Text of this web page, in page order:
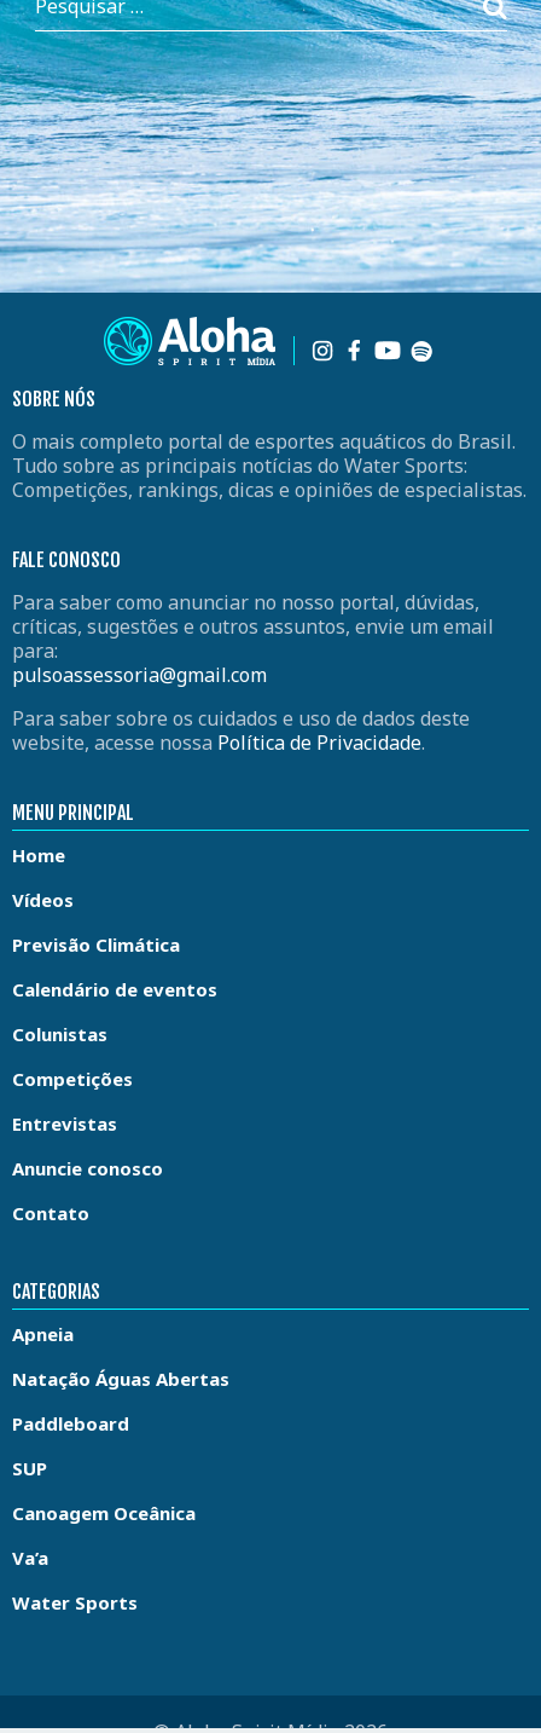
SOBRE NÓS
O mais completo portal de esportes aquáticos do Brasil.
Tudo sobre as principais notícias do Water Sports:
Competições, rankings, dicas e opiniões de especialistas.
FALE CONOSCO
Para saber como anunciar no nosso portal, dúvidas,
críticas, sugestões e outros assuntos, envie um email
para:
pulsoassessoria@gmail.com
Para saber sobre os cuidados e uso de dados deste
website, acesse nossa Política de Privacidade.
MENU PRINCIPAL
Home
Vídeos
Previsão Climática
Calendário de eventos
Colunistas
Competições
Entrevistas
Anuncie conosco
Contato
CATEGORIAS
Apneia
Natação Águas Abertas
Paddleboard
SUP
Canoagem Oceânica
Va’a
Water Sports